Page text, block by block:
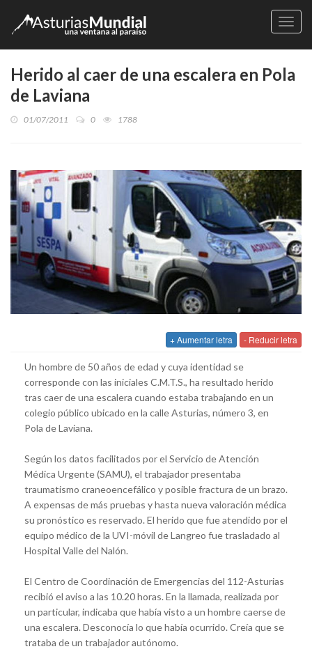
Herido al caer de una escalera en Pola
de Laviana
01/07/2011 0 1788
+ Aumentar letra - Reducir letra
Un hombre de 50 años de edad y cuya identidad se
corresponde con las iniciales C.M.T.S., ha resultado herido
tras caer de una escalera cuando estaba trabajando en un
colegio público ubicado en la calle Asturias, número 3, en
Pola de Laviana.
Según los datos facilitados por el Servicio de Atención
Médica Urgente (SAMU), el trabajador presentaba
traumatismo craneoencefálico y posible fractura de un brazo.
A expensas de más pruebas y hasta nueva valoración médica
su pronóstico es reservado. El herido que fue atendido por el
equipo médico de la UVI-móvil de Langreo fue trasladado al
Hospital Valle del Nalón.
El Centro de Coordinación de Emergencias del 112-Asturias
recibió el aviso a las 10.20 horas. En la llamada, realizada por
un particular, indicaba que había visto a un hombre caerse de
una escalera. Desconocía lo que había ocurrido. Creía que se
trataba de un trabajador autónomo.